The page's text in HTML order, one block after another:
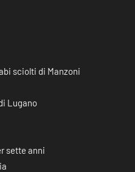
sciolti di Manzoni
Lugano
sette anni